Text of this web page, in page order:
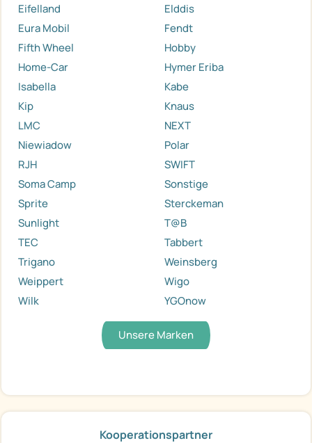
Eifelland
Elddis
Eura Mobil
Fendt
Fifth Wheel
Hobby
Home-Car
Hymer Eriba
Isabella
Kabe
Kip
Knaus
LMC
NEXT
Niewiadow
Polar
RJH
SWIFT
Soma Camp
Sonstige
Sprite
Sterckeman
Sunlight
T@B
TEC
Tabbert
Trigano
Weinsberg
Weippert
Wigo
Wilk
YGOnow
Unsere Marken
Kooperationspartner